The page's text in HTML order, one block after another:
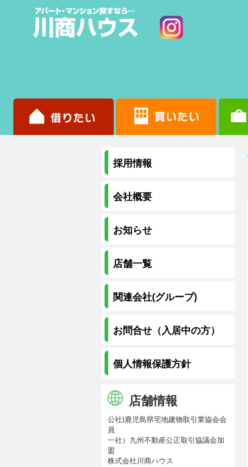
採用情報
会社概要
お知らせ
店舗一覧
関連会社(グループ)
お問合せ（入居中の方）
個人情報保護方針
店舗情報
公社)鹿児島県宅地建物取引業協会会
員
一社）九州不動産公正取引協議会加
盟
株式会社川商ハウス